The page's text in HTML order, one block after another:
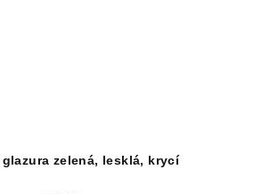
glazura zelená, lesklá, krycí